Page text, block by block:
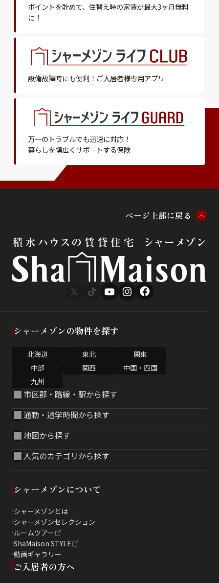
ポイントを貯めて、 住替え時の家賃が最大3ヶ月無料
に！
設備故障時にも便利！ ご入居者様専用アプリ
万一のトラブルでも迅速に対応！
暮らしを幅広くサポートする保険
ページ 上部に戻る
シャーメゾンの物件を探す
北海道 東北
関東
中部
関西
中国・四国
九州
市区郡・路線・駅から探す
通勤・通学時間から探す
地図から探す
人気のカテゴリから探す
シャーメゾンについて
シャーメゾンとは
シャーメゾンセレクション
ルームツアー
ShaMaison STYLE
動画ギャラリー
ご入居者の方へ